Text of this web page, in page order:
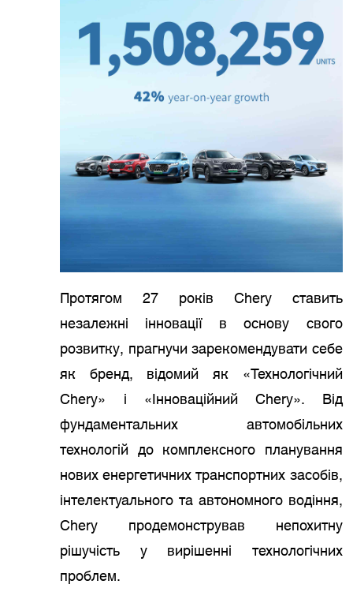
Протягом 27 років Chery ставить
незалежні інновації в основу свого
розвитку, прагнучи зарекомендувати себе
як бренд, відомий як «Технологічний
Chery» і «Інноваційний Chery». Від
фундаментальних автомобільних
технологій до комплексного планування
нових енергетичних транспортних засобів,
інтелектуального та автономного водіння,
Chery продемонстрував непохитну
рішучість у вирішенні технологічних
проблем.